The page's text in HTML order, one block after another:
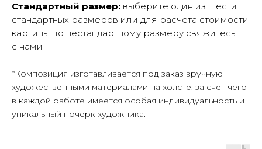
Стандартный размер: выберите один из шести
стандартных размеров или для расчета стоимости
картины по нестандартному размеру свяжитесь
с нами
*Композиция изготавливается под заказ вручную
художественными материалами на холсте, за счет чего
в каждой работе имеется особая индивидуальность и
уникальный почерк художника.